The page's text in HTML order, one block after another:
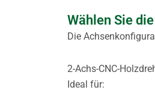
Wählen Sie
Die
2-Achs-CNC-
Ideal für: